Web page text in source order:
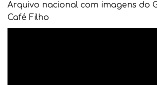
Arquivo nacional com imagens do
Café Filho